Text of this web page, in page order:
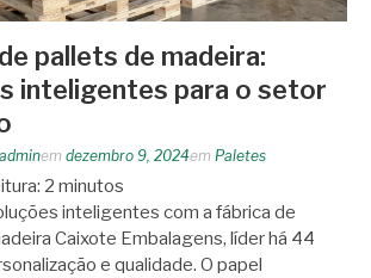
pallets de madeira:
inteligentes para o setor
adminem dezembro 9, 2024em Paletes
2 minutos
inteligentes com a fábrica de
Caixote Embalagens, líder há 44
e qualidade. O papel